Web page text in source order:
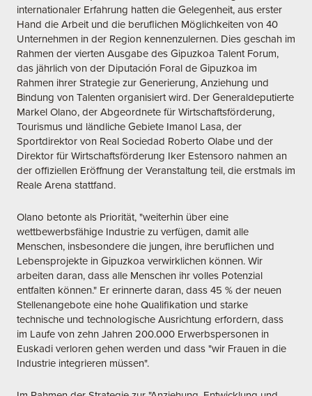
internationaler Erfahrung hatten die Gelegenheit, aus erster
Hand die Arbeit und die beruflichen Möglichkeiten von 40
Unternehmen in der Region kennenzulernen. Dies geschah im
Rahmen der vierten Ausgabe des Gipuzkoa Talent Forum,
das jährlich von der Diputación Foral de Gipuzkoa im
Rahmen ihrer Strategie zur Generierung, Anziehung und
Bindung von Talenten organisiert wird. Der Generaldeputierte
Markel Olano, der Abgeordnete für Wirtschaftsförderung,
Tourismus und ländliche Gebiete Imanol Lasa, der
Sportdirektor von Real Sociedad Roberto Olabe und der
Direktor für Wirtschaftsförderung Iker Estensoro nahmen an
der offiziellen Eröffnung der Veranstaltung teil, die erstmals im
Reale Arena stattfand.
Olano betonte als Priorität, "weiterhin über eine
wettbewerbsfähige Industrie zu verfügen, damit alle
Menschen, insbesondere die jungen, ihre beruflichen und
Lebensprojekte in Gipuzkoa verwirklichen können. Wir
arbeiten daran, dass alle Menschen ihr volles Potenzial
entfalten können." Er erinnerte daran, dass 45 % der neuen
Stellenangebote eine hohe Qualifikation und starke
technische und technologische Ausrichtung erfordern, dass
im Laufe von zehn Jahren 200.000 Erwerbspersonen in
Euskadi verloren gehen werden und dass "wir Frauen in die
Industrie integrieren müssen".